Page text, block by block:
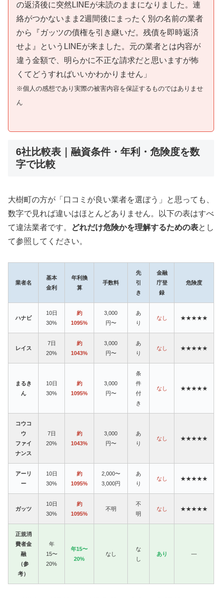
の返済後に突然LINEが未読のままになりました。連
絡がつかないまま2週間後にまったく別の名前の業者
から『ガッツの債権を引き継いだ。残債を即時返済
せよ』というLINEが来ました。元の業者とは内容が
違う金額で、明らかに不正な請求だと思いますが怖
くてどうすればいいかわかりません」
※個人の感想であり実際の被害内容を保証するものではありませ
ん
6社比較表｜融資条件・年利・危険度を数
字で比較
大樹町の方が「口コミが良い業者を選ぼう」と思っても、
数字で見れば違いはほとんどありません。以下の表はすべ
て違法業者です。
どれだけ危険かを理解するための表とし
て参照してください。
業者名
基本
金利
年利換
算
手数料
先
引
き
金融
庁登
録
危険度
ハナビ
10日
30%
約
1095%
3,000
円〜
あ
り
なし ★★★★★
レイス
7日
20%
約
1043%
3,000
円〜
あ
り
なし ★★★★★
まるき
ん
10日
30%
約
1095%
3,000
円〜
条
件
付
き
なし ★★★★★
コウコ
ウ
ファイ
ナンス
7日
20%
約
1043%
3,000
円〜
あ
り
なし ★★★★★
アーリ
ー
10日
30%
約
1095%
2,000〜
3,000円
あ
り
なし ★★★★★
ガッツ
10日
30%
約
1095%
不明
不
明
なし ★★★★★
正規消
費者金
融
（参
考）
年
15〜
20%
年15〜
20%
なし
な
し
あり —